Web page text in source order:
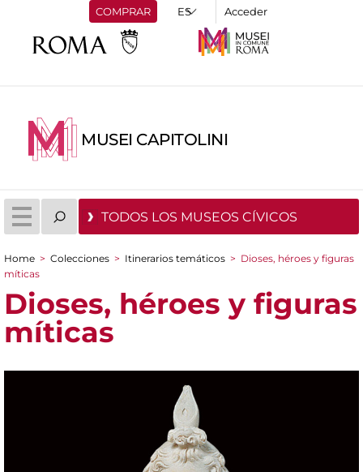
COMPRAR Acceder
MUSEI CAPITOLINI
TODOS LOS MUSEOS CÍVICOS
You are here
Home > Colecciones > Itinerarios temáticos > Dioses, héroes y figuras
míticas
Dioses, héroes y figuras
míticas